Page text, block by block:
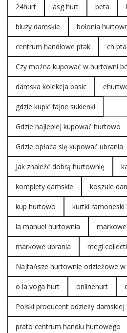
Nie bez znaczenia jest fakt, że
hurtowni FactorypriceHurtownia
do wysokiej jakości odzieży w
Hurtownia oferuje szeroki
To sprawia, że każdy znajdzie
swoich klientek, niezależnie od …
24hurt asg hurt beta
bluzy damskie bolonia
centrum handlowe ptak ch
Czy można kupować w hurtowni
damska kolekcja basic
gdzie kupić fajne sukienki
Gdzie najlepiej kupować hurtowo
Gdzie opłaca się kupować ubrania
Jak znaleźć dobrą hurtownię
komplety damskie koszule
kup hurtowo kurtki ramoneski
la manuel hurtownia
markowe ubrania megi
Najtańsze hurtownie odzieżowe w
o la voga hurt onlinehurt
Polski producent odzieży damskiej
prato centrum handlu hurtowego